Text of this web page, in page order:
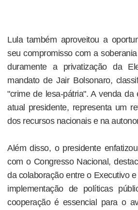
Lula também aproveitou a
seu compromisso com a
duramente a privatização da
mandato de Jair Bolsonaro,
"crime de lesa-pátria". A venda da
atual presidente, representa um
dos recursos nacionais e na
Além disso, o presidente
com o Congresso Nacional,
da colaboração entre o Executivo
implementação de políticas
cooperação é essencial para o